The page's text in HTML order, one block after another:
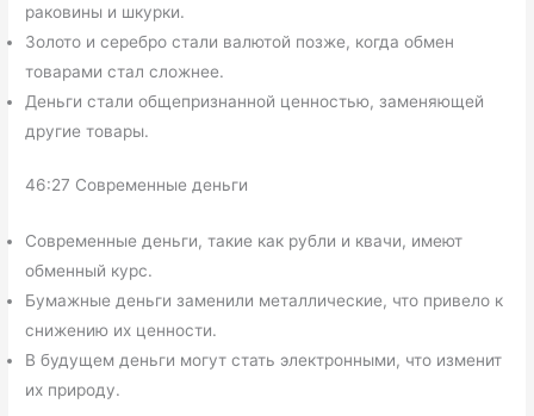
раковины и шкурки.
Золото и серебро стали валютой позже, когда обмен
товарами стал сложнее.
Деньги стали общепризнанной ценностью, заменяющей
другие товары.
46:27 Современные деньги
Современные деньги, такие как рубли и квачи, имеют
обменный курс.
Бумажные деньги заменили металлические, что привело к
снижению их ценности.
В будущем деньги могут стать электронными, что изменит
их природу.